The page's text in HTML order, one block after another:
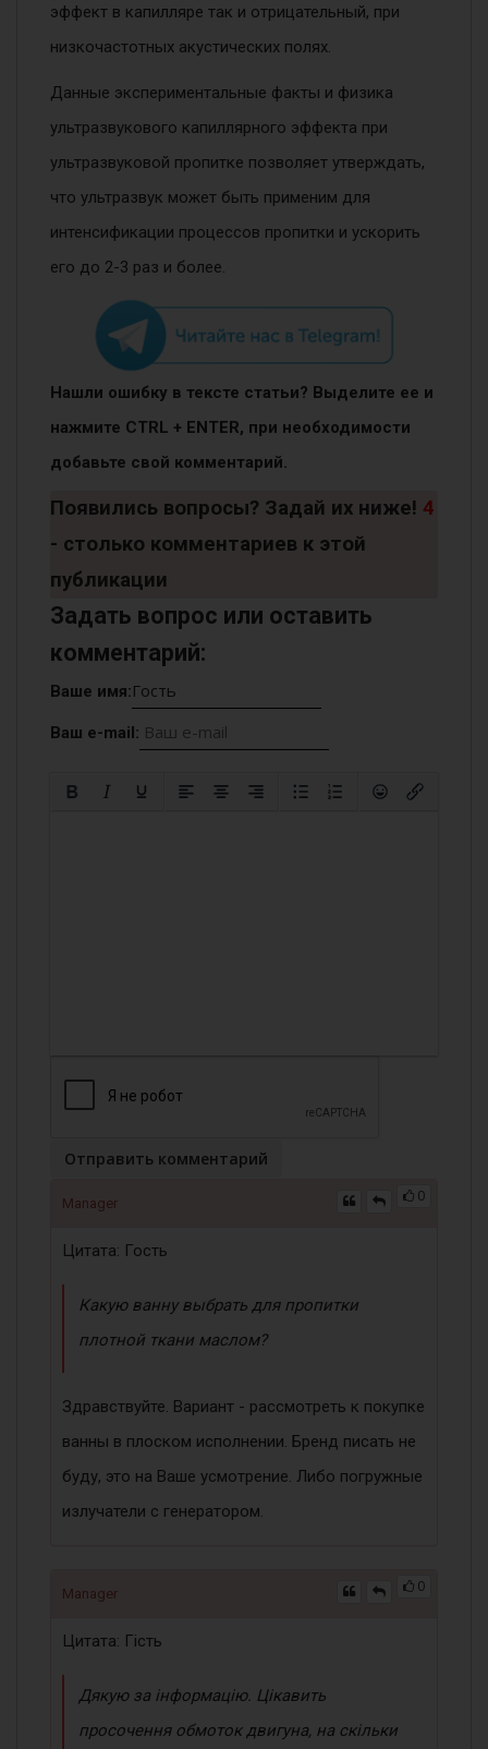
эффект в капилляре так и отрицательный, при
низкочастотных акустических полях.
Данные экспериментальные факты и физика
ультразвукового капиллярного эффекта при
ультразвуковой пропитке позволяет утверждать,
что ультразвук может быть применим для
интенсификации процессов пропитки и ускорить
его до 2-3 раз и более.
Нашли ошибку в тексте статьи? Выделите ее и
нажмите CTRL + ENTER, при необходимости
добавьте свой комментарий.
Появились вопросы? Задай их ниже! 4
- столько комментариев к этой
публикации
Задать вопрос или оставить
комментарий:
Ваше имя:
Ваш e-mail:
Отправить комментарий
0
Manager
Цитата: Гость
Какую ванну выбрать для пропитки
плотной ткани маслом?
Здравствуйте. Вариант - рассмотреть к покупке
ванны в плоском исполнении. Бренд писать не
буду, это на Ваше усмотрение. Либо погружные
излучатели с генератором.
0
Manager
Цитата: Гість
Дякую за інформацію. Цікавить
просочення обмоток двигуна, на скільки